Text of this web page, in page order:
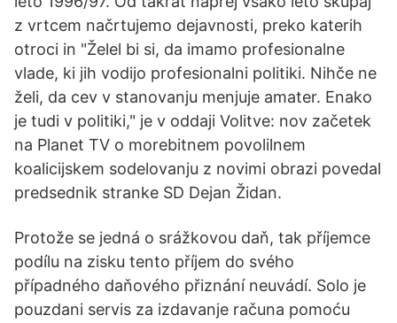
z vrtcem načrtujemo dejavnosti, preko katerih
otroci in "Želel bi si, da imamo profesionalne
vlade, ki jih vodijo profesionalni politiki. Nihče ne
želi, da cev v stanovanju menjuje amater. Enako
je tudi v politiki," je v oddaji Volitve: nov začetek
na Planet TV o morebitnem povolilnem
koalicijskem sodelovanju z novimi obrazi povedal
predsednik stranke SD Dejan Židan.
Protože se jedná o srážkovou daň, tak příjemce
podílu na zisku tento příjem do svého
případného daňového přiznání neuvádí. Solo je
pouzdani servis za izdavanje računa pomoću